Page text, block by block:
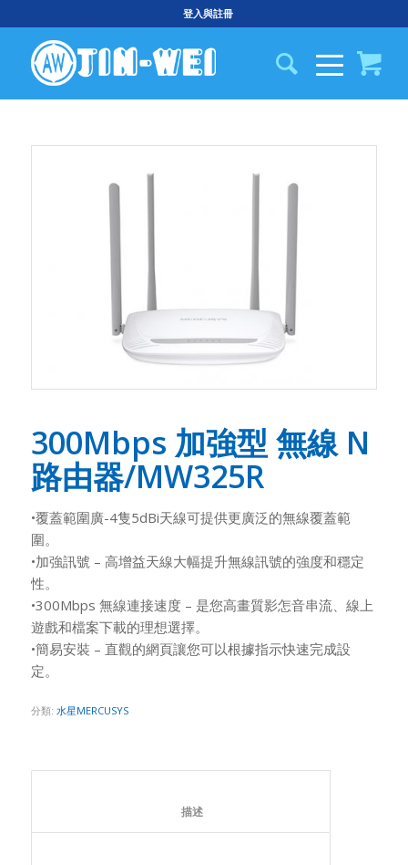
登入與註冊
300Mbps 加強型 無線 N
路由器/MW325R
•覆蓋範圍廣-4隻5dBi天線可提供更廣泛的無線覆蓋範
圍。
•加強訊號 – 高增益天線大幅提升無線訊號的強度和穩定
性。
•300Mbps 無線連接速度 – 是您高畫質影怎音串流、線上
遊戲和檔案下載的理想選擇。
•簡易安裝 – 直觀的網頁讓您可以根據指示快速完成設
定。
分類: 水星MERCUSYS
						描述